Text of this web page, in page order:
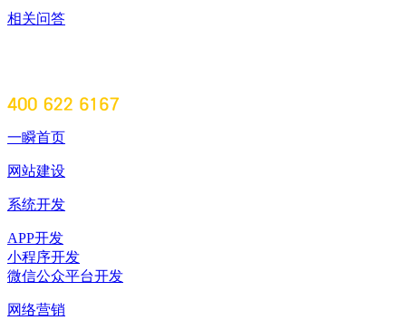
相关问答
一瞬首页
网站建设
系统开发
APP开发
小程序开发
微信公众平台开发
网络营销